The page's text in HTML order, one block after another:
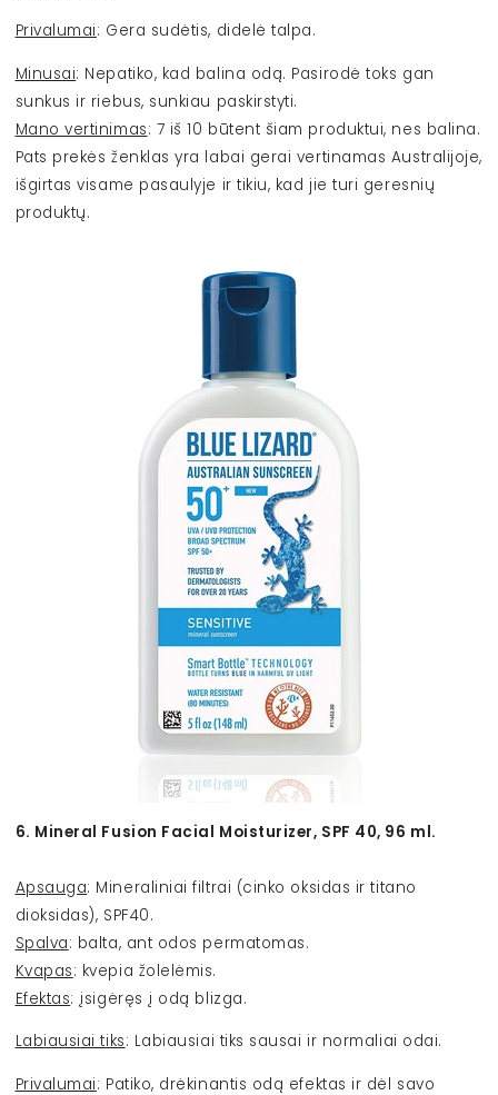
Privalumai: Gera sudėtis, didelė talpa.
Minusai: Nepatiko, kad balina odą. Pasirodė toks gan
sunkus ir riebus, sunkiau paskirstyti.
Mano vertinimas: 7 iš 10 būtent šiam produktui, nes balina.
Pats prekės ženklas yra labai gerai vertinamas Australijoje,
išgirtas visame pasaulyje ir tikiu, kad jie turi geresnių
produktų.
6. Mineral Fusion Facial Moisturizer, SPF 40, 96 ml.
Apsauga: Mineraliniai filtrai (cinko oksidas ir titano
dioksidas), SPF40.
Spalva: balta, ant odos permatomas.
Kvapas: kvepia žolelėmis.
Efektas: įsigėręs į odą blizga.
Labiausiai tiks: Labiausiai tiks sausai ir normaliai odai.
Privalumai: Patiko, drėkinantis odą efektas ir dėl savo